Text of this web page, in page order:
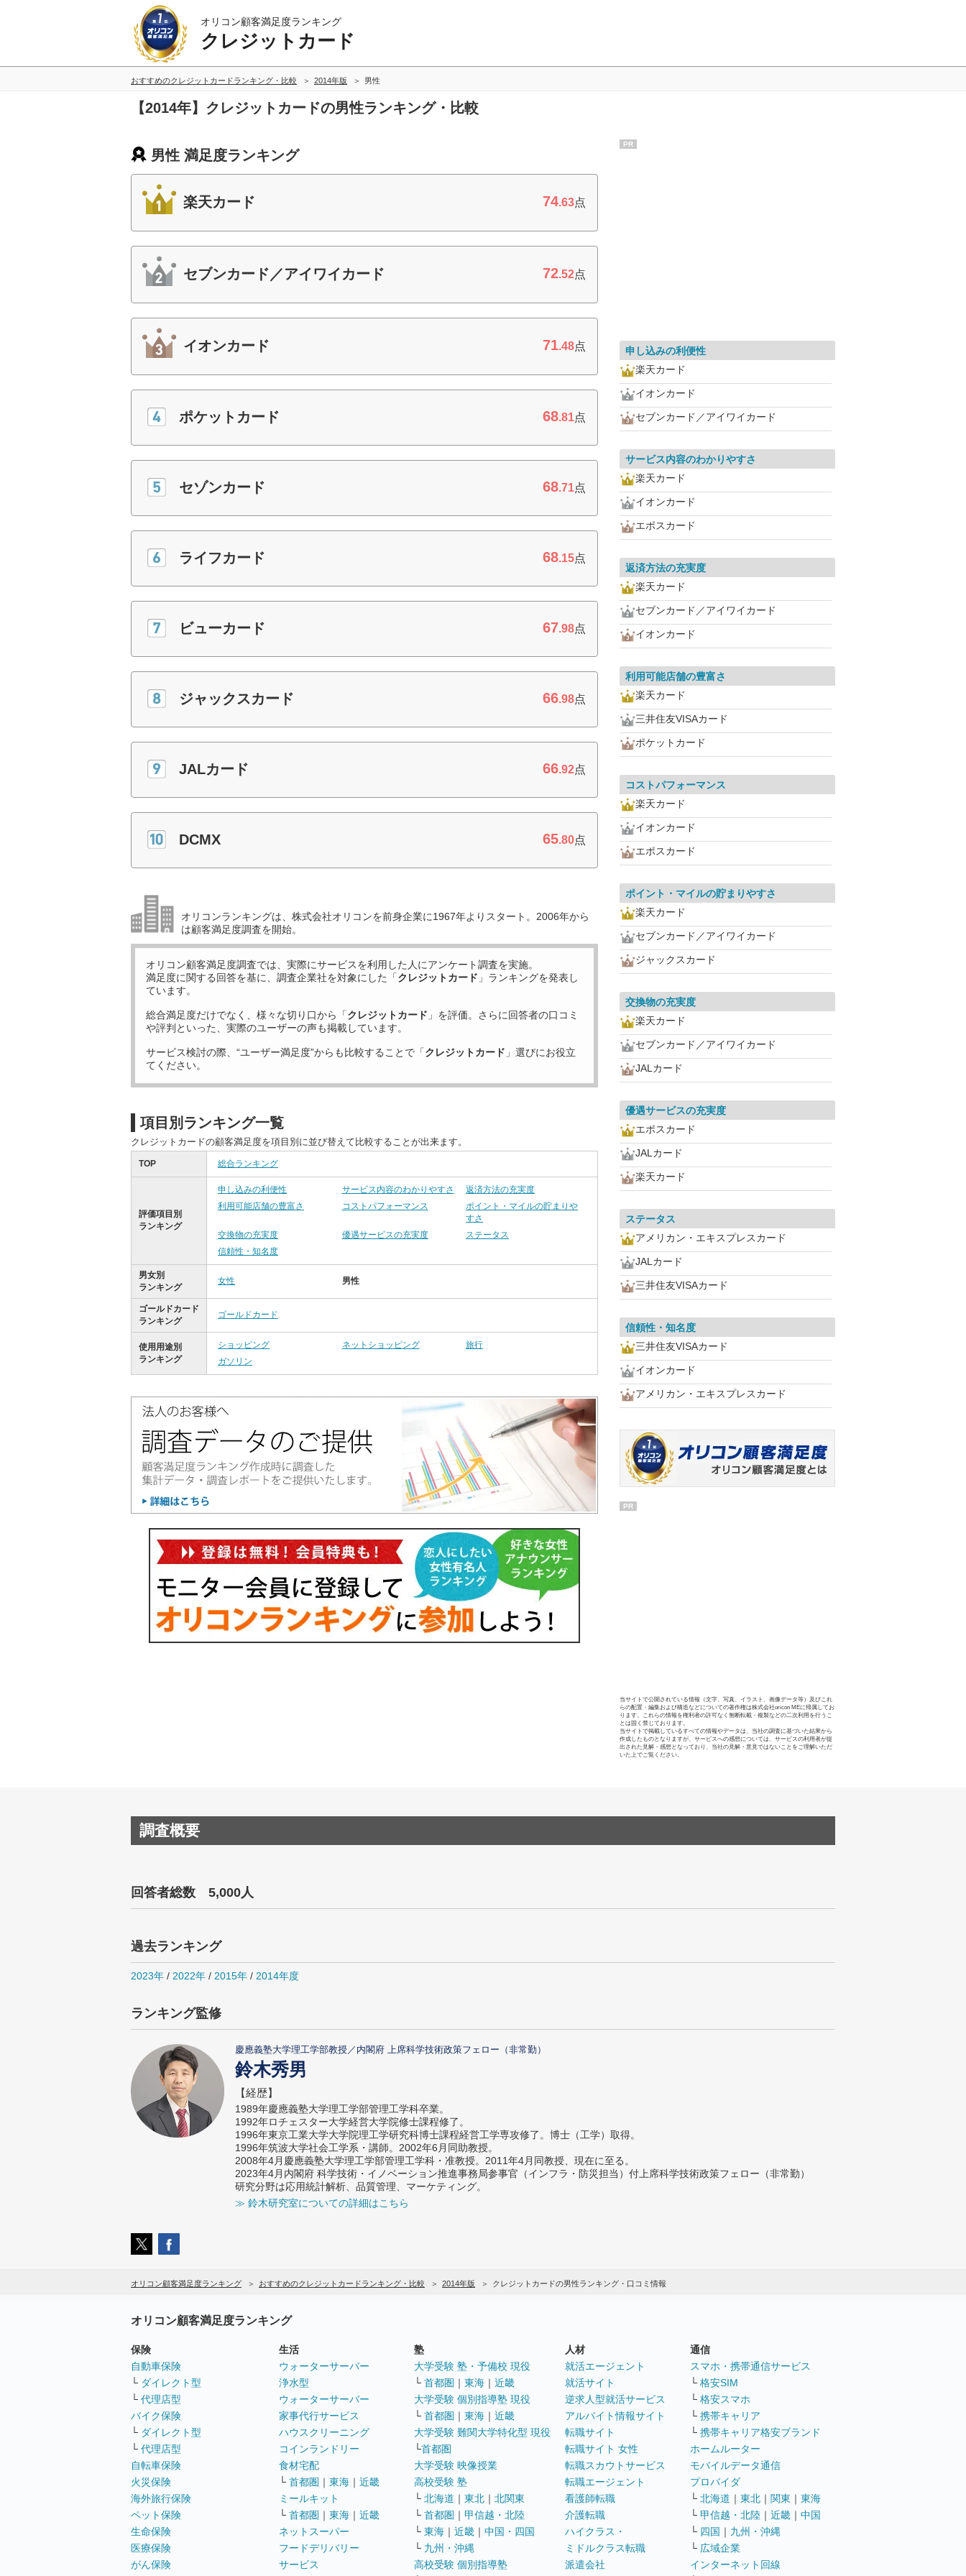
オリコン顧客満足度ランキング
クレジットカード
おすすめのクレジットカードランキング・比較 2014年版 男性
【2014年】クレジットカードの男性ランキング・比較
男性 満足度ランキング
楽天カード 74.63点
セブンカード／アイワイカード 72.52点
イオンカード 71.48点
ポケットカード 68.81点
セゾンカード 68.71点
ライフカード 68.15点
ビューカード 67.98点
ジャックスカード 66.98点
JALカード 66.92点
DCMX 65.80点
オリコンランキングは、株式会社オリコンを前身企業に1967年よりスタート。2006年から
は顧客満足度調査を開始。
オリコン顧客満足度調査では、実際にサービスを利用した 人にアンケート調査を実施。
満足度に関する回答を基に、調査企業社を対象にした「クレジットカード 」ランキングを発表し
ています。
総合満足度だけでなく、様々な切り口から「クレジットカード 」を評価。さらに回答者の口コミ
や評判といった、実際のユーザーの声も掲載しています。
サービス検討の際、“ユーザー満足度”からも比較することで「クレジットカード 」選びにお役立
てください。
項目別ランキング一覧
クレジットカードの顧客満足度を項目別に並び替えて比較することが出来ます。
TOP 総合ランキング
評価項目別
ランキング
申し込みの利便性 サービス内容のわかりやすさ
返済方法の充実度
利用可能店舗の豊富さ
コストパフォーマンス
ポイント・マイルの貯まりや
すさ
交換物の充実度
優遇サービスの充実度
ステータス
信頼性・知名度
男女別
ランキング
女性 男性
ゴールドカード
ランキング
ゴールドカード
使用用途別
ランキング
ショッピング ネットショッピング
旅行
ガソリン
PR
申し込みの利便性
楽天カード
イオンカード
セブンカード／アイワイカード
サービス内容のわかりやすさ
楽天カード
イオンカード
エポスカード
返済方法の充実度
楽天カード
セブンカード／アイワイカード
イオンカード
利用可能店舗の豊富さ
楽天カード
三井住友VISAカード
ポケットカード
コストパフォーマンス
楽天カード
イオンカード
エポスカード
ポイント・マイルの貯まりやすさ
楽天カード
セブンカード／アイワイカード
ジャックスカード
交換物の充実度
楽天カード
セブンカード／アイワイカード
JALカード
優遇サービスの充実度
エポスカード
JALカード
楽天カード
ステータス
アメリカン・エキスプレスカード
JALカード
三井住友VISAカード
信頼性・知名度
三井住友VISAカード
イオンカード
アメリカン・エキスプレスカード
PR
当サイトで公開されている情報（文字、写真、イラスト、画像データ等）及びこれ
らの配置・編集および構造などについての著作権は株式会社oricon MEに帰属してお
ります。これらの情報を権利者の許可なく無断転載・複製などの二次利用を行うこ
とは固く禁じております。
当サイトで掲載しているすべての情報やデータは、当社の調査に基づいた結果から
作成したものとなりますが、サービスへの感想については、サービスの利用者が提
出された見解・感想となっており、当社の見解・意見ではないことをご理解いただ
いた上でご覧ください。
調査概要
回答者総数 5,000人
過去ランキング
2023年 / 2022年 / 2015年 / 2014年度
ランキング監修
慶應義塾大学理工学部教授／内閣府 上席科学技術政策フェロー（非常勤）
鈴木秀男
【経歴】
1989年慶應義塾大学理工学部管理工学科卒業。
1992年ロチェスター大学経営大学院修士課程修了。
1996年東京工業大学大学院理工学研究科博士課程経営工学専攻修了。博士（工学）取得。
1996年筑波大学社会工学系・講師。2002年6月同助教授。
2008年4月慶應義塾大学理工学部管理工学科・准教授。2011年4月同教授、現在に至る。
2023年4月内閣府 科学技術・イノベーション推進事務局参事官（インフラ・防災担当）付上席科学技術政策フェロー（非常勤）
研究分野は応用統計解析、品質管理、マーケティング。
≫ 鈴木研究室についての詳細はこちら
オリコン顧客満足度ランキング おすすめのクレジットカードランキング・比較 2014年版 クレジットカードの男性ランキング・口コミ情報
オリコン顧客満足度ランキング
保険
自動車保険
└ ダイレクト型
└ 代理店型
バイク保険
└ ダイレクト型
└ 代理店型
自転車保険
火災保険
海外旅行保険
ペット保険
生命保険
医療保険
がん保険
生活
ウォーターサーバー
浄水型
ウォーターサーバー
家事代行サービス
ハウスクリーニング
コインランドリー
食材宅配
└ 首都圏 ｜ 東海 ｜ 近畿
ミールキット
└ 首都圏 ｜ 東海 ｜ 近畿
ネットスーパー
フードデリバリー
サービス
塾
大学受験 塾・予備校 現役
└ 首都圏 ｜ 東海 ｜ 近畿
大学受験 個別指導塾 現役
└ 首都圏 ｜ 東海 ｜ 近畿
大学受験 難関大学特化型 現役
└首都圏
大学受験 映像授業
高校受験 塾
└ 北海道 ｜ 東北 ｜ 北関東
└ 首都圏 ｜ 甲信越・北陸
└ 東海 ｜ 近畿 ｜ 中国・四国
└ 九州・沖縄
高校受験 個別指導塾
人材
就活エージェント
就活サイト
逆求人型就活サービス
アルバイト情報サイト
転職サイト
転職サイト 女性
転職スカウトサービス
転職エージェント
看護師転職
介護転職
ハイクラス・
ミドルクラス転職
派遣会社
通信
スマホ・携帯通信サービス
└ 格安SIM
└ 格安スマホ
└ 携帯キャリア
└ 携帯キャリア格安ブランド
ホームルーター
モバイルデータ通信
プロバイダ
└ 北海道 ｜ 東北 ｜ 関東 ｜ 東海
└ 甲信越・北陸 ｜ 近畿 ｜ 中国
└ 四国 ｜ 九州・沖縄
└ 広域企業
インターネット回線